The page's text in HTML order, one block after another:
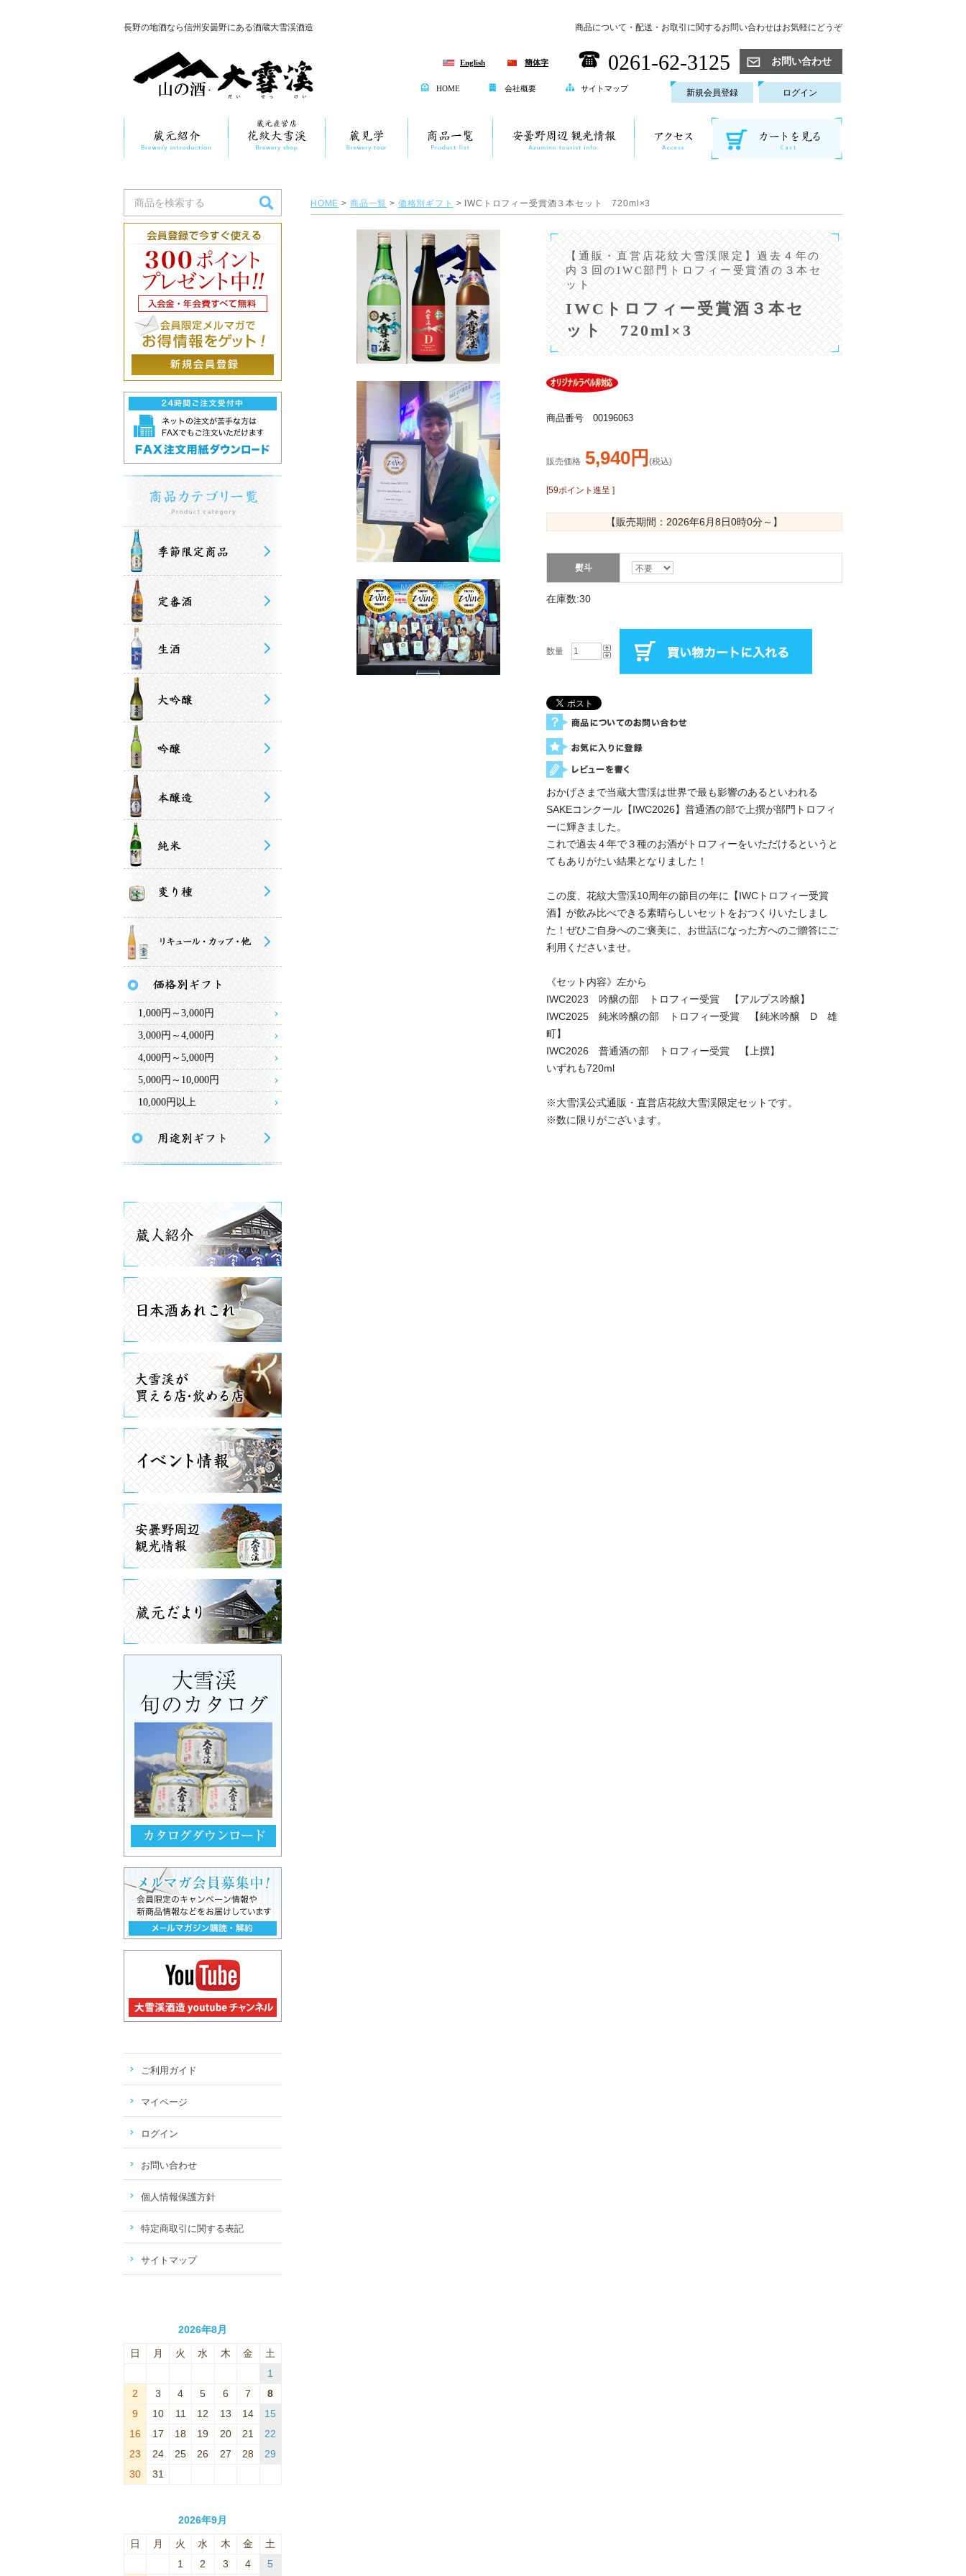
長野の地酒なら信州安曇野にある酒蔵大雪渓酒造 商品について・配送・お取引に関するお問い合わせはお気軽にどうぞ
English 簡体字 0261-62-3125 お問い合わせ
HOME 会社概要 サイトマップ 新規会員登録 ログイン
1,000円～3,000円
3,000円～4,000円
4,000円～5,000円
5,000円～10,000円
10,000円以上
ご利用ガイド
マイページ
ログイン
お問い合わせ
個人情報保護方針
特定商取引に関する表記
サイトマップ
2026年8月
日 月 火 水 木 金
土
1
2
3 4 5 6 7
8
9
10 11 12 13 14
15
16
17 18 19 20 21
22
23
24 25 26 27 28
29
30
31
2026年9月
日 月 火 水 木 金
土
1
2 3 4 5
HOME > 商品一覧 > 価格別ギフト > IWCトロフィー受賞酒３本セット 720ml×3
【通販・直営店花紋大雪渓限定】過去４年の
内３回のIWC部門トロフィー受賞酒の３本セ
ット
IWCトロフィー受賞酒３本セ
ット 720ml×3
商品番号 00196063
販売価格 5,940円 (税込)
[59ポイント進呈 ]
【販売期間： 2026年6月8日0時0分～】
熨斗
在庫数:30
数量
おかげさまで当蔵大雪渓は世界で最も影響のあるといわれる
SAKEコンクール【IWC2026】普通酒の部で上撰が部門トロフィ
ーに輝きました。
これで過去４年で３種のお酒がトロフィーをいただけるというと
てもありがたい結果となりました！
この度、花紋大雪渓10周年の節目の年に【IWCトロフィー受賞
酒】が飲み比べできる素晴らしいセットをおつくりいたしまし
た！ぜひご自身へのご褒美に、お世話になった方へのご贈答にご
利用くださいませ。
《セット内容》左から
IWC2023 吟醸の部 トロフィー受賞 【アルプス吟醸】
IWC2025 純米吟醸の部 トロフィー受賞 【純米吟醸 D 雄
町】
IWC2026 普通酒の部 トロフィー受賞 【上撰】
いずれも720ml
※大雪渓公式通販・直営店花紋大雪渓限定セットです。
※数に限りがございます。